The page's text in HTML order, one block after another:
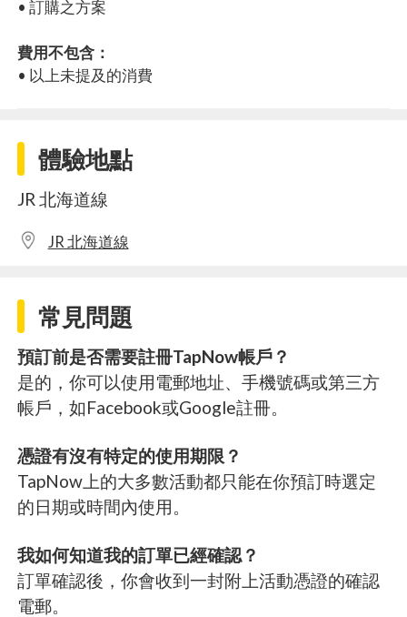
• 訂購之方案
費用不包含：
• 以上未提及的消費
體驗地點
JR 北海道線
JR 北海道線
常見問題
預訂前是否需要註冊TapNow帳戶？
是的，你可以使用電郵地址、手機號碼或第三方
帳戶，如Facebook或Google註冊。
憑證有沒有特定的使用期限？
TapNow上的大多數活動都只能在你預訂時選定
的日期或時間內使用。
我如何知道我的訂單已經確認？
訂單確認後，你會收到一封附上活動憑證的確認
電郵。